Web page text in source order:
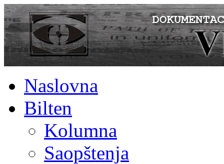
Naslovna
Bilten
Kolumna
Saopštenja